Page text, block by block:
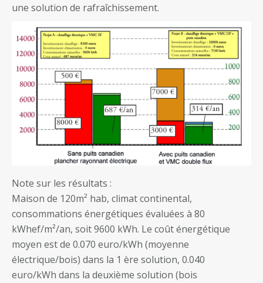
une solution de rafraîchissement.
Note sur les résultats :
Maison de 120m² hab, climat continental,
consommations énergétiques évaluées à 80
kWhef/m²/an, soit 9600 kWh. Le coût énergétique
moyen est de 0.070 euro/kWh (moyenne
électrique/bois) dans la 1 ère solution, 0.040
euro/kWh dans la deuxième solution (bois